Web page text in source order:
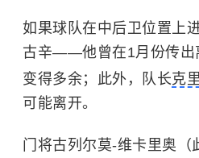
如果球队在中后卫位置上
古辛——他曾在1月份传
变得多余；此外，队长克
可能离开。
门将古列尔莫-维卡里奥（